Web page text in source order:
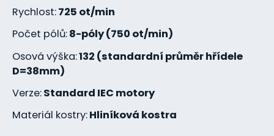
Rychlost:725 ot/min
Počet pólů:8-póly (750 ot/min)
Osová výška:132 (standardní průměr hřídele
D=38mm)
Verze:Standard IEC motory
Materiál kostry:Hliníková kostra